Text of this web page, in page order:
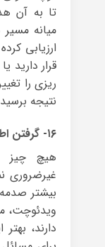
تا به آن
میانه
ارزیابی
قرار دارید
ریزی را
نتیجه
۱۶- گرفتن اطلاعات و شرکت در جلسات زیاد
هیچ چیز
غیرضروری
بیشتر
ویدئوچت،
دارند،